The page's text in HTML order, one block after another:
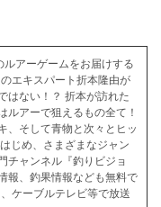
アーゲームをお届けする
エキスパート折本隆由が
はない！？ 折本が訪れた
ルアーで狙えるもの全て！
、そして青物と次々とヒッ
じめ、さまざまなジャン
チャンネル『釣りビジョ
報、釣果情報なども無料で
ケーブルテレビ等で放送